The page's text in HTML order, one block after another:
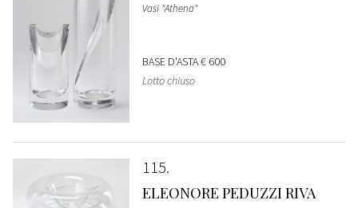
Vasi "Athena"
BASE D'ASTA€ 600
Lotto chiuso
115
ELEONORE PEDUZZI RIVA